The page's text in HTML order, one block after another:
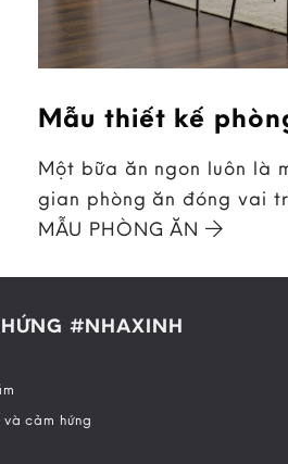
Mẫu thiết kế
Một bữa ăn ngon luôn là
gian phòng ăn đóng vai
MẪU PHÒNG ĂN
#NHAXINH
cảm hứng